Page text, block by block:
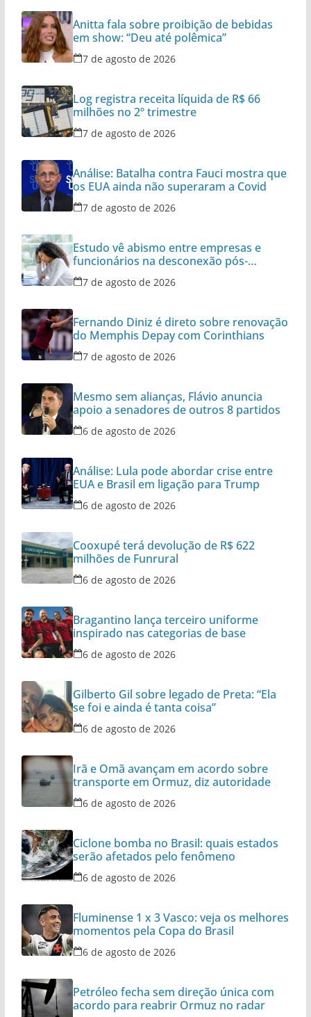
Anitta fala sobre proibição de bebidas
em show: “Deu até polêmica”
7 de agosto de 2026
Log registra receita líquida de R$ 66
milhões no 2º trimestre
7 de agosto de 2026
Análise: Batalha contra Fauci mostra que
os EUA ainda não superaram a Covid
7 de agosto de 2026
Estudo vê abismo entre empresas e
funcionários na desconexão pós-
expediente
7 de agosto de 2026
Fernando Diniz é direto sobre renovação
do Memphis Depay com Corinthians
7 de agosto de 2026
Mesmo sem alianças, Flávio anuncia
apoio a senadores de outros 8 partidos
6 de agosto de 2026
Análise: Lula pode abordar crise entre
EUA e Brasil em ligação para Trump
6 de agosto de 2026
Cooxupé terá devolução de R$ 622
milhões de Funrural
6 de agosto de 2026
Bragantino lança terceiro uniforme
inspirado nas categorias de base
6 de agosto de 2026
Gilberto Gil sobre legado de Preta: “Ela
se foi e ainda é tanta coisa”
6 de agosto de 2026
Irã e Omã avançam em acordo sobre
transporte em Ormuz, diz autoridade
6 de agosto de 2026
Ciclone bomba no Brasil: quais estados
serão afetados pelo fenômeno
6 de agosto de 2026
Fluminense 1 x 3 Vasco: veja os melhores
momentos pela Copa do Brasil
6 de agosto de 2026
Petróleo fecha sem direção única com
acordo para reabrir Ormuz no radar